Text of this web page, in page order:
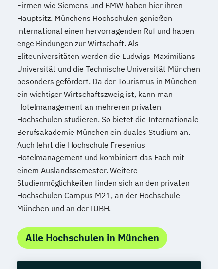
Firmen wie Siemens und BMW haben hier ihren
Hauptsitz. Münchens Hochschulen genießen
international einen hervorragenden Ruf und haben
enge Bindungen zur Wirtschaft. Als
Eliteuniversitäten werden die Ludwigs-Maximilians-
Universität und die Technische Universität München
besonders gefördert. Da der Tourismus in München
ein wichtiger Wirtschaftszweig ist, kann man
Hotelmanagement an mehreren privaten
Hochschulen studieren. So bietet die Internationale
Berufsakademie München ein duales Studium an.
Auch lehrt die Hochschule Fresenius
Hotelmanagement und kombiniert das Fach mit
einem Auslandssemester. Weitere
Studienmöglichkeiten finden sich an den privaten
Hochschulen Campus M21, an der Hochschule
München und an der IUBH.
Alle Hochschulen in München